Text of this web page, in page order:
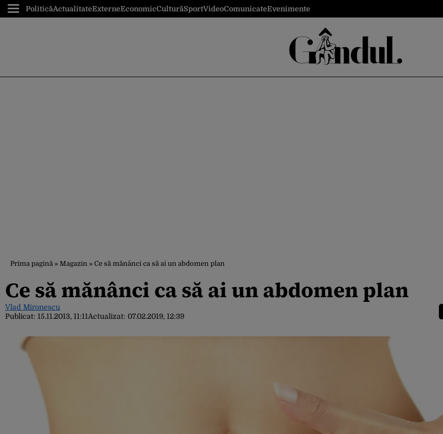
PoliticăActualitateExterneEconomicCulturăSportVideoComunicateEvenimente
Prima pagină » Magazin » Ce să mănânci ca să ai un abdomen plan
Ce să mănânci ca să ai un abdomen plan
Vlad Mironescu
Publicat: 15.11.2013, 11:11Actualizat: 07.02.2019, 12:39